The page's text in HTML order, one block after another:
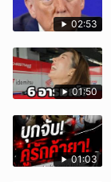
02:53
01:50
01:03